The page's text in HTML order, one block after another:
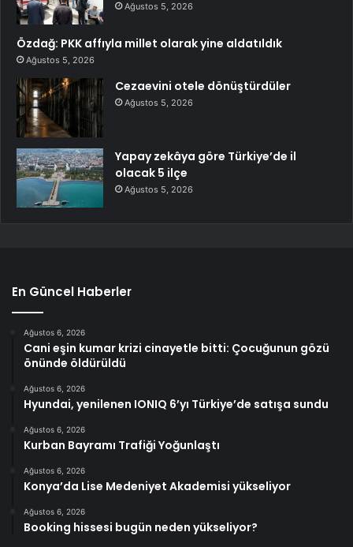
Ağustos 5, 2026
Özdağ: PKK affıyla millet olarak yine aldatıldık
Ağustos 5, 2026
Cezaevini otele dönüştürdüler
Ağustos 5, 2026
Yapay zekâya göre Türkiye’de il
olacak 5 ilçe
Ağustos 5, 2026
En Güncel Haberler
Ağustos 6, 2026
Cani eşin kumar krizi cinayetle bitti: Çocuğunun gözü
önünde öldürüldü
Ağustos 6, 2026
Hyundai, yenilenen IONIQ 6’yı Türkiye’de satışa sundu
Ağustos 6, 2026
Kurban Bayramı Trafiği Yoğunlaştı
Ağustos 6, 2026
Konya’da Lise Medeniyet Akademisi yükseliyor
Ağustos 6, 2026
Booking hissesi bugün neden yükseliyor?